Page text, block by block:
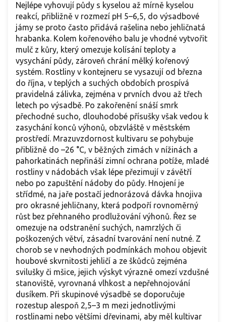
Nejlépe vyhovují půdy s kyselou až mírně kyselou
reakcí, přibližně v rozmezí pH 5–6,5, do výsadbové
jámy se proto často přidává rašelina nebo jehličnatá
hrabanka. Kolem kořenového balu je vhodné vytvořit
mulč z kůry, který omezuje kolísání teploty a
vysychání půdy, zároveň chrání mělký kořenový
systém. Rostliny v kontejneru se vysazují od března
do října, v teplých a suchých obdobích prospívá
pravidelná zálivka, zejména v prvních dvou až třech
letech po výsadbě. Po zakořenění snáší smrk
přechodné sucho, dlouhodobé přísušky však vedou k
zasychání konců výhonů, obzvláště v městském
prostředí. Mrazuvzdornost kultivaru se pohybuje
přibližně do –26 °C, v běžných zimách v nížinách a
pahorkatinách nepřináší zimní ochrana potíže, mladé
rostliny v nádobách však lépe přezimují v závětří
nebo po zapuštění nádoby do půdy. Hnojení je
střídmé, na jaře postačí jednorázová dávka hnojiva
pro okrasné jehličnany, která podpoří rovnoměrný
růst bez přehnaného prodlužování výhonů. Řez se
omezuje na odstranění suchých, namrzlých či
poškozených větví, zásadní tvarování není nutné. Z
chorob se v nevhodných podmínkách mohou objevit
houbové skvrnitosti jehličí a ze škůdců zejména
svilušky či mšice, jejich výskyt výrazně omezí vzdušné
stanoviště, vyrovnaná vlhkost a nepřehnojování
dusíkem. Při skupinové výsadbě se doporučuje
rozestup alespoň 2,5–3 m mezi jednotlivými
rostlinami nebo většími dřevinami, aby měl kultivar